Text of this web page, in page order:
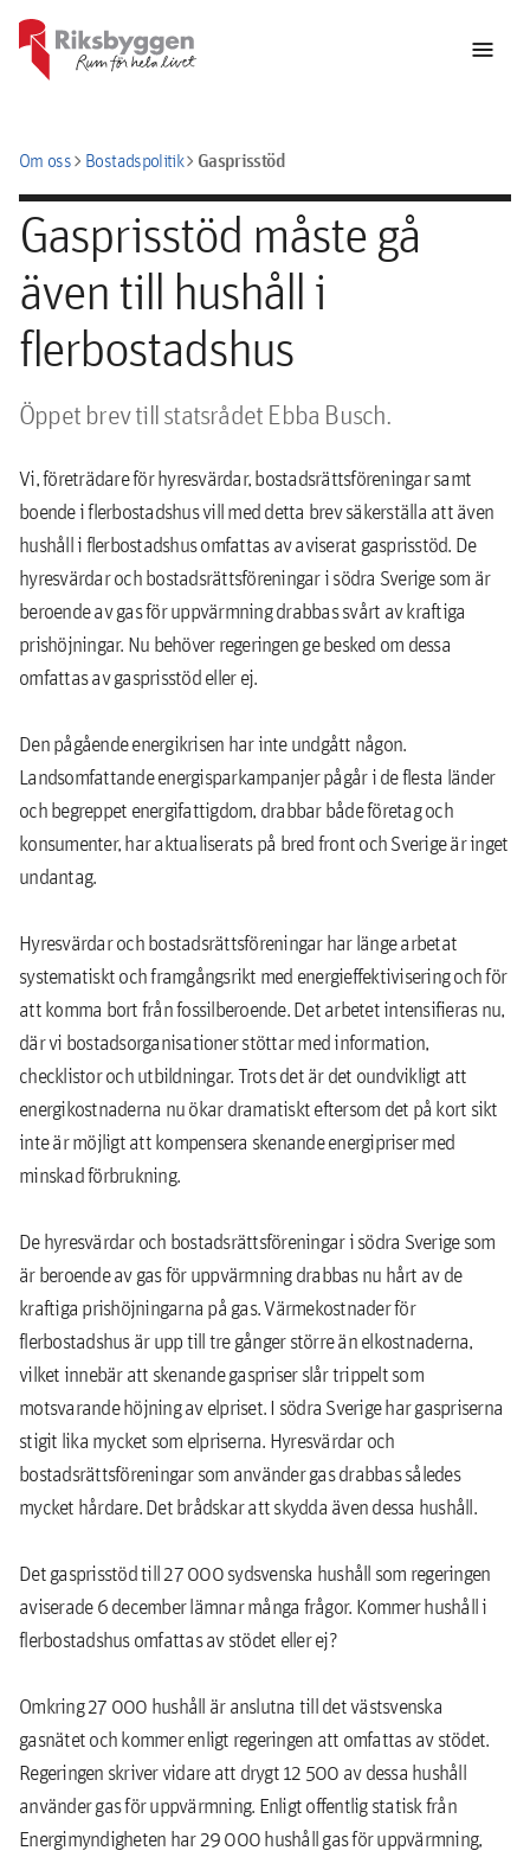
menu
Om osschevron_rightBostadspolitikchevron_rightGasprisstöd
Gasprisstöd måste gå
även till hushåll i
flerbostadshus
Öppet brev till statsrådet Ebba Busch.
Vi, företrädare för hyresvärdar, bostadsrättsföreningar samt
boende i flerbostadshus vill med detta brev säkerställa att även
hushåll i flerbostadshus omfattas av aviserat gasprisstöd. De
hyresvärdar och bostadsrättsföreningar i södra Sverige som är
beroende av gas för uppvärmning drabbas svårt av kraftiga
prishöjningar. Nu behöver regeringen ge besked om dessa
omfattas av gasprisstöd eller ej.
Den pågående energikrisen har inte undgått någon.
Landsomfattande energisparkampanjer pågår i de flesta länder
och begreppet energifattigdom, drabbar både företag och
konsumenter, har aktualiserats på bred front och Sverige är inget
undantag.
Hyresvärdar och bostadsrättsföreningar har länge arbetat
systematiskt och framgångsrikt med energieffektivisering och för
att komma bort från fossilberoende. Det arbetet intensifieras nu,
där vi bostadsorganisationer stöttar med information,
checklistor och utbildningar. Trots det är det oundvikligt att
energikostnaderna nu ökar dramatiskt eftersom det på kort sikt
inte är möjligt att kompensera skenande energipriser med
minskad förbrukning.
De hyresvärdar och bostadsrättsföreningar i södra Sverige som
är beroende av gas för uppvärmning drabbas nu hårt av de
kraftiga prishöjningarna på gas. Värmekostnader för
flerbostadshus är upp till tre gånger större än elkostnaderna,
vilket innebär att skenande gaspriser slår trippelt som
motsvarande höjning av elpriset. I södra Sverige har gaspriserna
stigit lika mycket som elpriserna. Hyresvärdar och
bostadsrättsföreningar som använder gas drabbas således
mycket hårdare. Det brådskar att skydda även dessa hushåll.
Det gasprisstöd till 27 000 sydsvenska hushåll som regeringen
aviserade 6 december lämnar många frågor. Kommer hushåll i
flerbostadshus omfattas av stödet eller ej?
Omkring 27 000 hushåll är anslutna till det västsvenska
gasnätet och kommer enligt regeringen att omfattas av stödet.
Regeringen skriver vidare att drygt 12 500 av dessa hushåll
använder gas för uppvärmning. Enligt offentlig statisk från
Energimyndigheten har 29 000 hushåll gas för uppvärmning,